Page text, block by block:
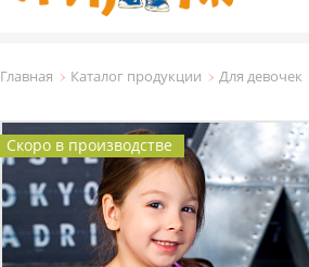
Главная Каталог продукции Для девочек
Скоро в производстве